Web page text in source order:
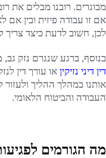
מבוגרים. רובנו מבלים את
אם זו עבודה פיזית ובין אם
לכן, חשוב לדעת כיצד צריך
בנוסף, ברגע שנגרם נזק
דין דיני נזיקין או עורך דין
אותנו במהלך ההליך ולעזור
העבודה והביטוח הלאומי.
מה הגורמים